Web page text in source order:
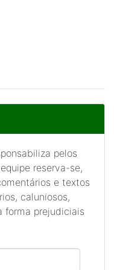
pelos
reserva-se,
e textos
caluniosos,
forma prejudiciais